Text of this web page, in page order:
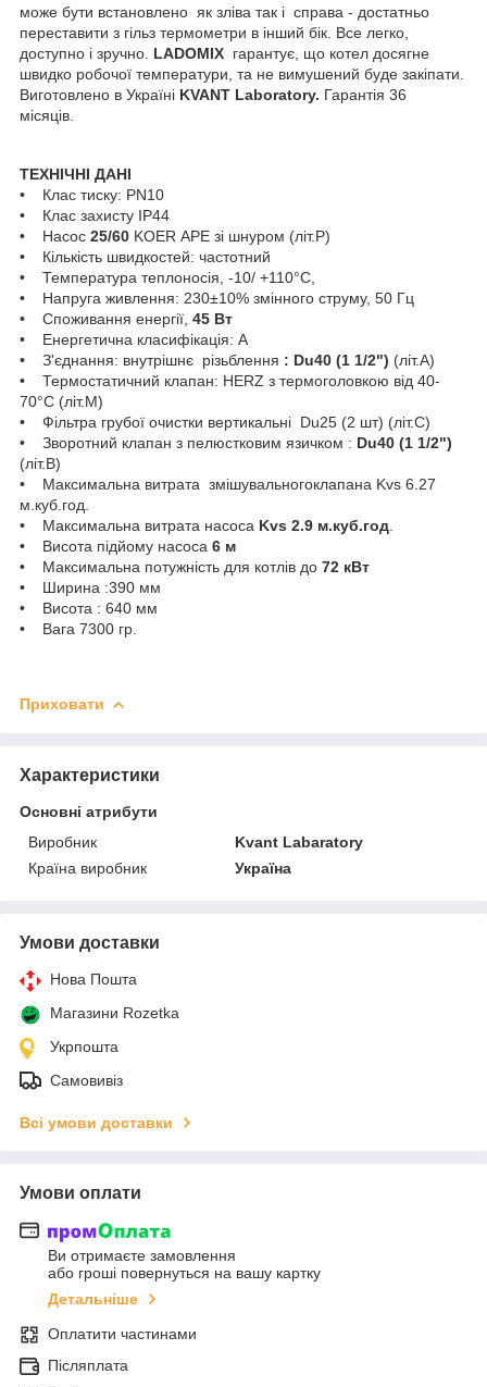
може бути встановлено як зліва так і справа - достатньо
переставити з гільз термометри в інший бік. Все легко,
доступно і зручно. LADOMIX гарантує, що котел досягне
швидко робочої температури, та не вимушений буде закіпати.
Виготовлено в Україні KVANT Laboratory. Гарантія 36
місяців.
ТЕХНІЧНІ ДАНІ
• Клас тиску: PN10
• Клас захисту IP44
• Насос 25/60 KOER APE зі шнуром (літ.Р)
• Кількість швидкостей: частотний
• Температура теплоносія, -10/ +110°C,
• Напруга живлення: 230±10% змінного струму, 50 Гц
• Споживання енергії, 45 Вт
• Енергетична класифікація: А
• З'єднання: внутрішнє різьблення : Du40 (1 1/2") (літ.А)
• Термостатичний клапан: HERZ з термоголовкою від 40-
70°C (літ.М)
• Фільтра грубої очистки вертикальні Du25 (2 шт) (літ.С)
• Зворотний клапан з пелюстковим язичком : Du40 (1 1/2")
(літ.В)
• Максимальна витрата змішувальногоклапана Kvs 6.27
м.куб.год.
• Максимальна витрата насоса Kvs 2.9 м.куб.год
• Висота підйому насоса 6 м
• Максимальна потужність для котлів до 72 кВт
• Ширина :390 мм
• Висота : 640 мм
• Вага 7300 гр.
Приховати
Характеристики
Основні атрибути
Виробник
Kvant Labaratory
Країна виробник
Україна
Умови доставки
Нова Пошта
Магазини Rozetka
Укрпошта
Самовивіз
Всі умови доставки
Умови оплати
Ви отримаєте замовлення
або гроші повернуться на вашу картку
Детальніше
Оплатити частинами
Післяплата